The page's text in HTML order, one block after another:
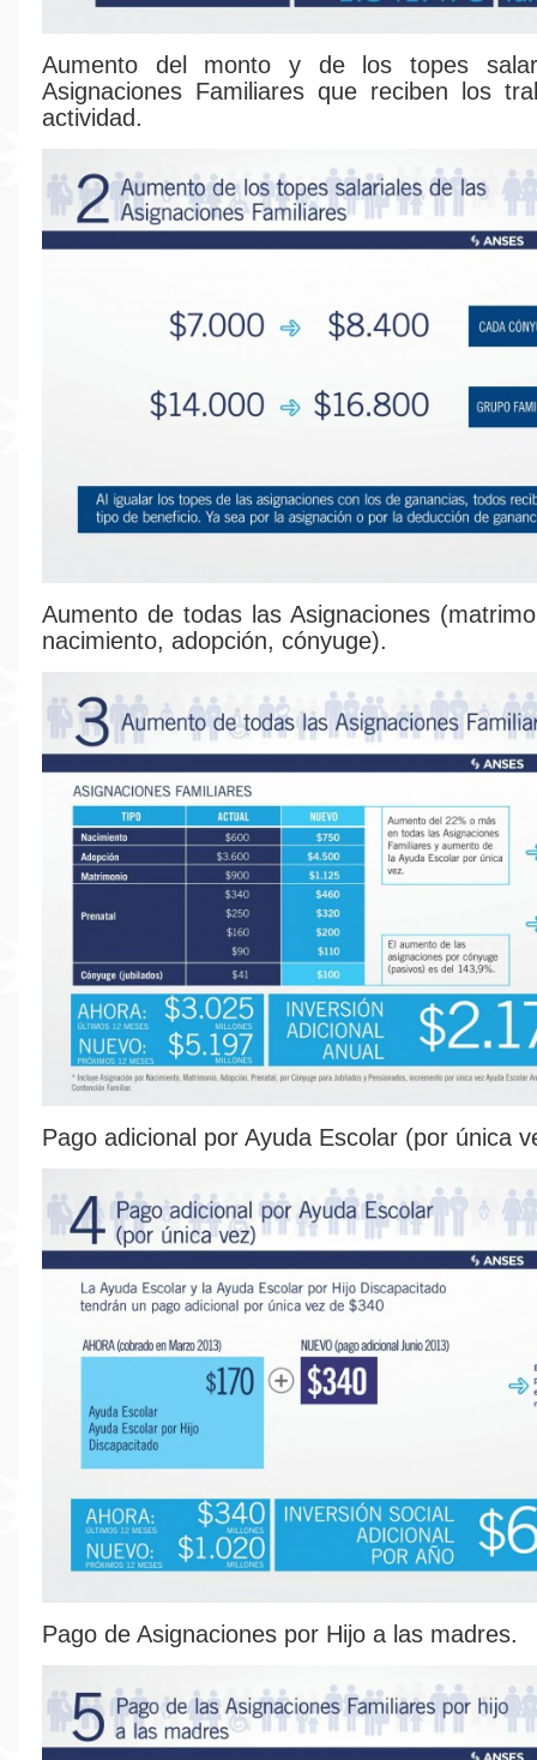
Aumento del monto y de los topes
Asignaciones Familiares que reciben los
actividad.
Aumento de todas las Asignaciones
nacimiento, adopción, cónyuge).
Pago adicional por Ayuda Escolar (por única
Pago de Asignaciones por Hijo a las madres.